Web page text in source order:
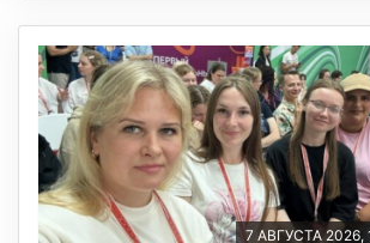
7 АВГУСТА 2026,